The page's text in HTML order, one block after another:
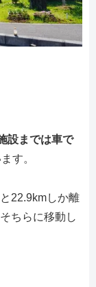
設までは車で
す。
22.9kmしか離
ちらに移動し